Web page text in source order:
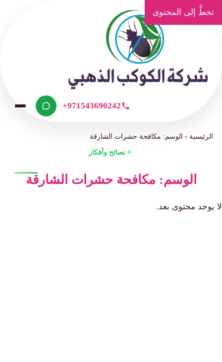
تخطَّ إلى المحتوى
+971543690242
الرئيسية ›الوسم: مكافحة حشرات الشارقة
نصائح وأفكار
الوسم: مكافحة حشرات الشارقة
لا يوجد محتوى بعد.